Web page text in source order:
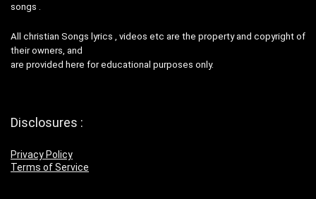
songs .
All christian Songs lyrics , videos etc are the property and copyright of
their owners, and
are provided here for educational purposes only.
Disclosures :
Privacy Policy
Terms of Service